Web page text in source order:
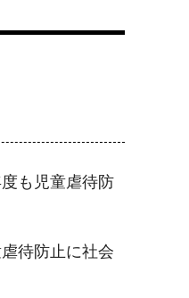
も児童虐待防
待防止に社会